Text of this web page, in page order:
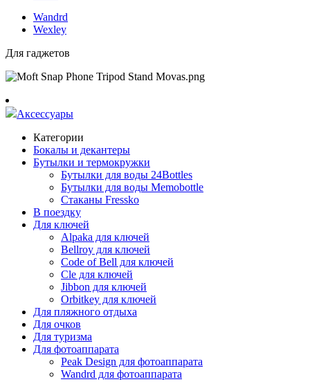
Wandrd
Wexley
Для гаджетов
Аксессуары
Категории
Бокалы и декантеры
Бутылки и термокружки
Бутылки для воды 24Bottles
Бутылки для воды Memobottle
Стаканы Fressko
В поездку
Для ключей
Alpaka для ключей
Bellroy для ключей
Code of Bell для ключей
Cle для ключей
Jibbon для ключей
Orbitkey для ключей
Для пляжного отдыха
Для очков
Для туризма
Для фотоаппарата
Peak Design для фотоаппарата
Wandrd для фотоаппарата